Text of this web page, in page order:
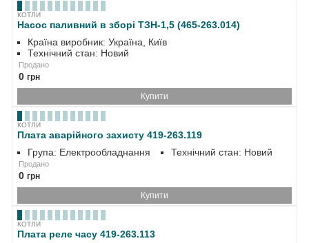
КОТЛИ
Насос паливний в зборі ТЗН-1,5 (465-263.014)
Країна виробник: Україна, Київ
Технічний стан: Новий
Продано
0 грн
Купити
КОТЛИ
Плата аварійного захисту 419-263.119
Група: Електрообладнання
Технічний стан: Новий
Продано
0 грн
Купити
КОТЛИ
Плата реле часу 419-263.113